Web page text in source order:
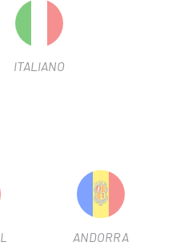
recomanada.
ITALIANO
ANDORRA